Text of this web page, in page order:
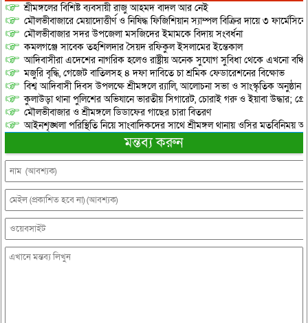
শ্রীমঙ্গলের বিশিষ্ট ব্যবসায়ী রাজু আহমদ বাদল আর নেই
মৌলভীবাজারে মেয়াদোত্তীর্ণ ও নিষিদ্ধ ফিজিশিয়ান স্যাম্পল বিক্রির দায়ে ৩
মৌলভীবাজার সদর উপজেলা মসজিদের ইমামকে বিদায় সংবর্ধনা
কমলগঞ্জে সাবেক তহশিলদার সৈয়দ রফিকুল ইসলামের ইন্তেকাল
আদিবাসীরা এদেশের নাগরিক হলেও রাষ্ট্রীয় অনেক সুযোগ সুবিধা থেকে এখনো
মজুরি বৃদ্ধি, গেজেট বাতিলসহ ৪ দফা দাবিতে চা শ্রমিক ফেডারেশনের বিক্ষোভ
বিশ্ব আদিবাসী দিবস উপলক্ষে শ্রীমঙ্গলে র‌্যালি, আলোচনা সভা ও সাংস্কৃতিক অনুষ্ঠান
কুলাউড়া থানা পুলিশের অভিযানে ভারতীয় সিগারেট, চোরাই গরু ও ইয়াবা উদ্ধার;
মৌলভীবাজার ও শ্রীমঙ্গলে ডিডাফের গাছের চারা বিতরণ
আইনশৃঙ্খলা পরিস্থিতি নিয়ে সাংবাদিকদের সাথে শ্রীমঙ্গল থানায় ওসির মতবিনিময়
মন্তব্য করুন